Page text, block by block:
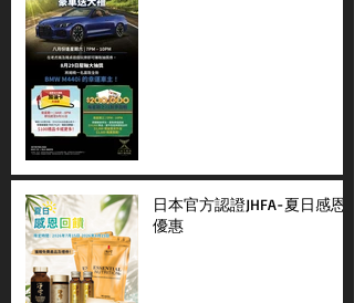
日本官方認證JHFA-夏日感恩
優惠